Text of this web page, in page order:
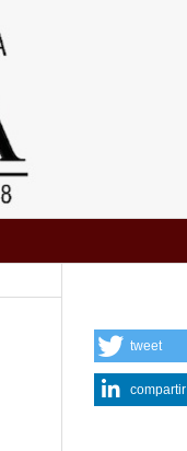
tweet
compartir